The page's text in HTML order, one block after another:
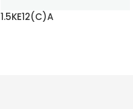
1.5KE12(C)A